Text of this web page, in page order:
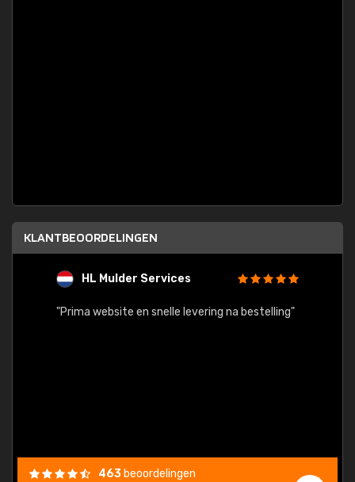
KLANTBEOORDELINGEN
HL Mulder Services
"Prima website en snelle levering na bestelling"
463 beoordelingen